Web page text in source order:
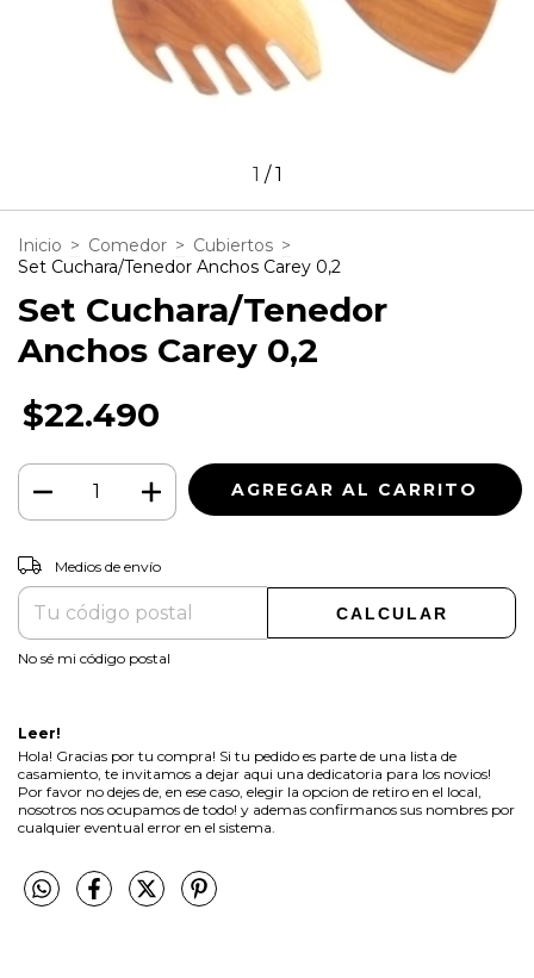
1 /1
Inicio > Comedor > Cubiertos >
Set Cuchara/Tenedor Anchos Carey 0,2
Set Cuchara/Tenedor
Anchos Carey 0,2
$22.490
Entregas para el CP:
Medios de envío
CALCULAR
No sé mi código postal
Leer!
Hola! Gracias por tu compra! Si tu pedido es parte de una lista de
casamiento, te invitamos a dejar aqui una dedicatoria para los novios!
Por favor no dejes de, en ese caso, elegir la opcion de retiro en el local,
nosotros nos ocupamos de todo! y ademas confirmanos sus nombres por
cualquier eventual error en el sistema.